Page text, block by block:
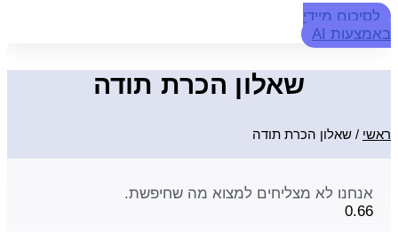
לסיכום מיידי
באמצעות AI
שאלון הכרת תודה
ראשי / שאלון הכרת תודה
אנחנו לא מצליחים למצוא מה שחיפשת.